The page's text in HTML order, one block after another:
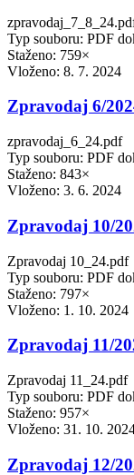
Typ souboru: PDF
Staženo: 759×
Vloženo: 8. 7. 2024
Zpravodaj 6/
zpravodaj_6_24.pdf
Typ souboru: PDF
Staženo: 843×
Vloženo: 3. 6. 2024
Zpravodaj 10/
Zpravodaj 10_24.pdf
Typ souboru: PDF
Staženo: 797×
Vloženo: 1. 10. 2024
Zpravodaj 11/
Zpravodaj 11_24.pdf
Typ souboru: PDF
Staženo: 957×
Vloženo: 31. 10.
Zpravodaj 12/